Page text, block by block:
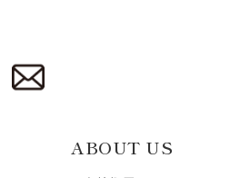
ABOUT US